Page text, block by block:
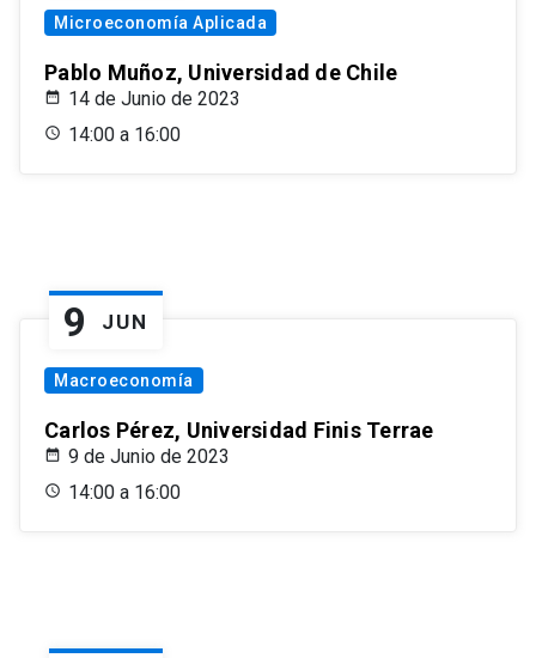
Microeconomía Aplicada
Pablo Muñoz, Universidad de Chile
14 de Junio de 2023
14:00 a 16:00
9 JUN
Macroeconomía
Carlos Pérez, Universidad Finis Terrae
9 de Junio de 2023
14:00 a 16:00